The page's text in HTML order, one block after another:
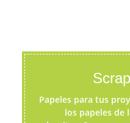
Papeles para tus
los papeles de